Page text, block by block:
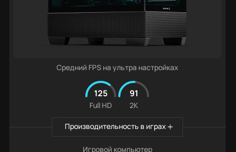
Средний FPS на ультра настройках
125
Full HD
91
2K
Производительность в играх
Игровой компьютер